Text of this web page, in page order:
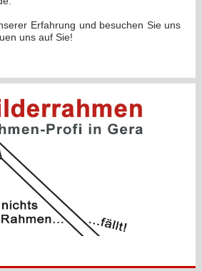
Erfahrung und besuchen Sie uns
uns auf Sie!